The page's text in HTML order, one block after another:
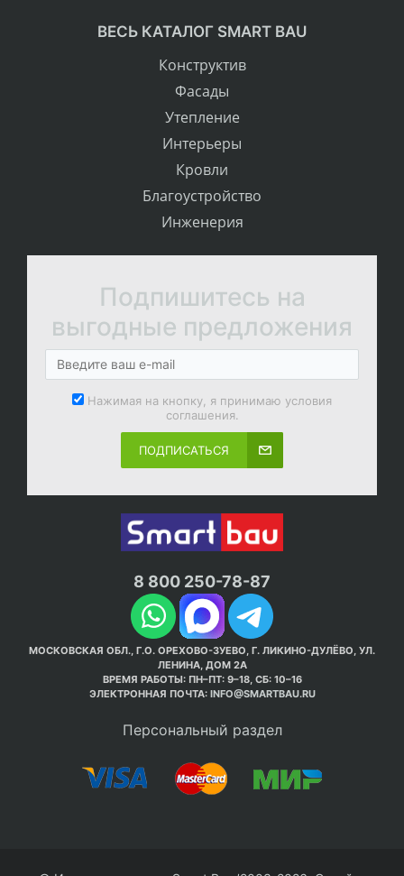
ВЕСЬ КАТАЛОГ SMART BAU
Конструктив
Фасады
Утепление
Интерьеры
Кровли
Благоустройство
Инженерия
Подпишитесь на
выгодные предложения
Нажимая на кнопку, я принимаю условия
соглашения.
ПОДПИСАТЬСЯ
8 800 250-78-87
МОСКОВСКАЯ ОБЛ., Г.О. ОРЕХОВО-ЗУЕВО, Г. ЛИКИНО-ДУЛЁВО, УЛ.
ЛЕНИНА, ДОМ 2А
ВРЕМЯ РАБОТЫ: ПН–ПТ: 9–18, СБ: 10–16
ЭЛЕКТРОННАЯ ПОЧТА: INFO@SMARTBAU.RU
Персональный раздел